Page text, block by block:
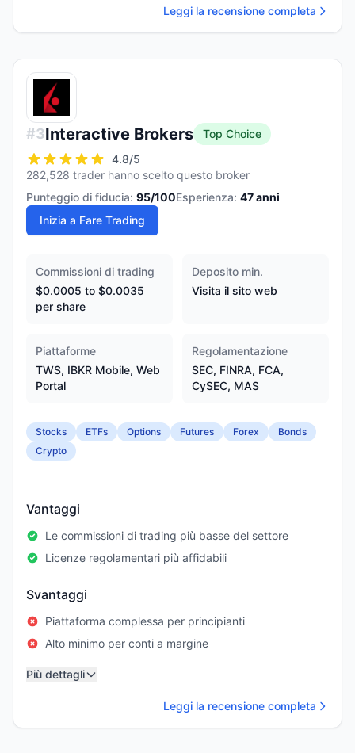
Leggi la recensione completa
#3Interactive Brokers
Top Choice
4.8/5
282,528 trader hanno scelto questo broker
Punteggio di fiducia: 95/100Esperienza: 47anni
Inizia a Fare Trading
Commissioni di trading
$0.0005 to $0.0035
per share
Deposito min.
Visita il sito web
Piattaforme
TWS, IBKR Mobile, Web
Portal
Regolamentazione
SEC, FINRA, FCA,
CySEC, MAS
Stocks ETFs Options Futures Forex
Bonds
Crypto
Vantaggi
Le commissioni di trading più basse del settore
Licenze regolamentari più affidabili
Svantaggi
Piattaforma complessa per principianti
Alto minimo per conti a margine
Più dettagli
Leggi la recensione completa